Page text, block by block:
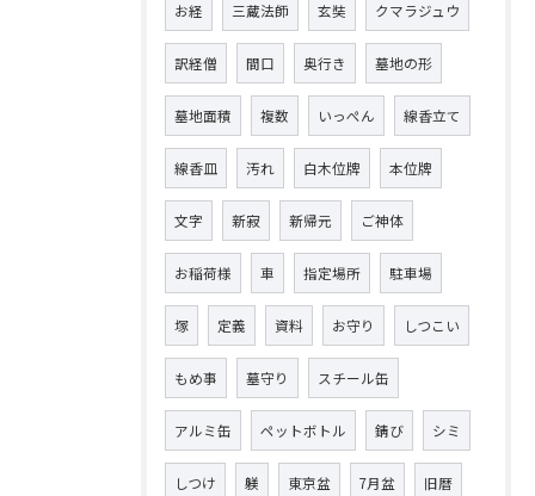
お経 三蔵法師 玄奘 クマラジュウ
訳経僧 間口 奥行き 墓地の形
墓地面積 複数 いっぺん 線香立て
線香皿 汚れ 白木位牌 本位牌
文字 新寂 新帰元 ご神体
お稲荷様 車 指定場所 駐車場
塚 定義 資料 お守り しつこい
もめ事 墓守り スチール缶
アルミ缶 ペットボトル 錆び シミ
しつけ 躾 東京盆 7月盆 旧暦